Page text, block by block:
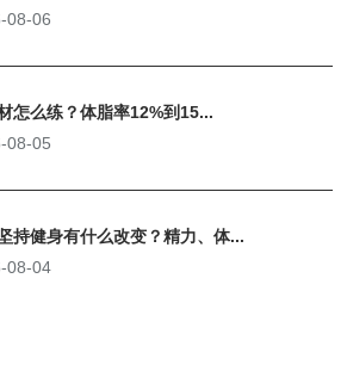
08-06
怎么练？体脂率12%到15...
08-05
持健身有什么改变？精力、体...
08-04